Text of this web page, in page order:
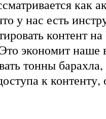
как
у нас есть
контент
экономит наше
тонны
к